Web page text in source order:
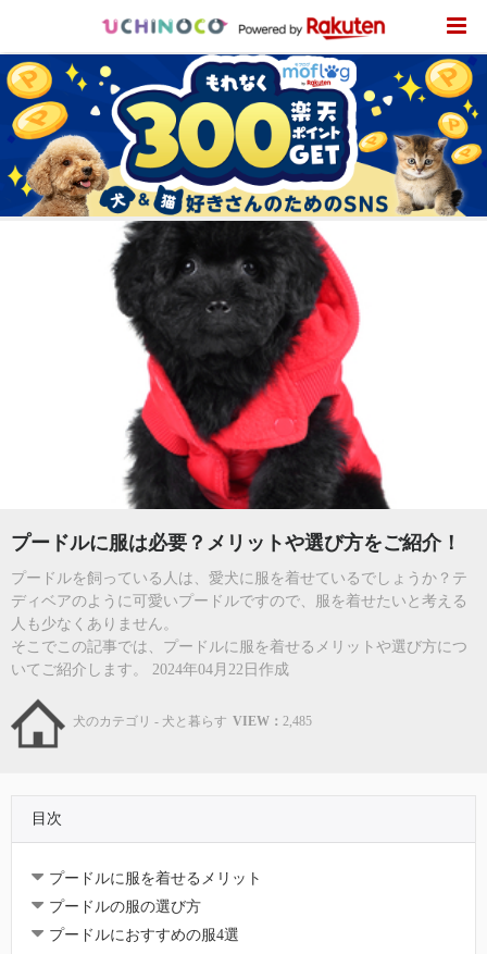
プードルに服は必要？メリットや選び方をご紹介！
プードルを飼っている人は、愛犬に服を着せているでしょうか？テ
ディベアのように可愛いプードルですので、服を着せたいと考える
人も少なくありません。
そこでこの記事では、プードルに服を着せるメリットや選び方につ
いてご紹介します。 2024年04月22日作成
犬のカテゴリ - 犬と暮らす VIEW： 2,485
目次
プードルに服を着せるメリット
プードルの服の選び方
プードルにおすすめの服4選